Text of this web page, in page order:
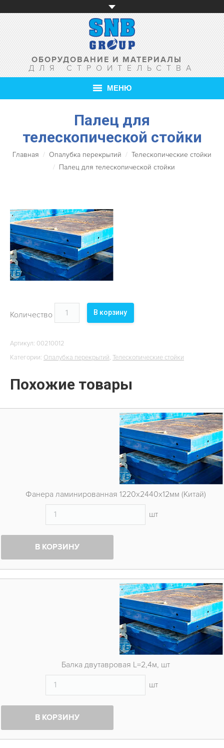
ОБОРУДОВАНИЕ И МАТЕРИАЛЫ
ДЛЯ СТРОИТЕЛЬСТВА
МЕНЮ
ГЛАВНАЯ
О КОМПАНИИ
ТОВАРЫ
ОБЪЕКТЫ
КОНТАКТЫ
Палец для
телескопической стойки
Главная Опалубка перекрытий
Телескопические стойки
Палец для телескопической стойки
Количество В корзину
Артикул: 00210012
Категории: Опалубка перекрытий, Телескопические стойки
Похожие товары
Фанера ламинированная 1220х2440х12мм (Китай)
шт
В КОРЗИНУ
Балка двутавровая L=2,4м, шт
шт
В КОРЗИНУ